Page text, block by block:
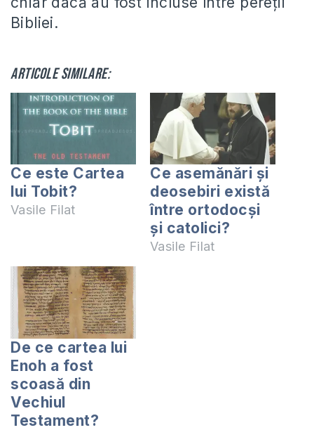
Bibliei.
Articole similare:
Ce este Cartea
lui Tobit?
Vasile Filat
Ce asemănări și
deosebiri există
între ortodocși
și catolici?
Vasile Filat
De ce cartea lui
Enoh a fost
scoasă din
Vechiul
Testament?